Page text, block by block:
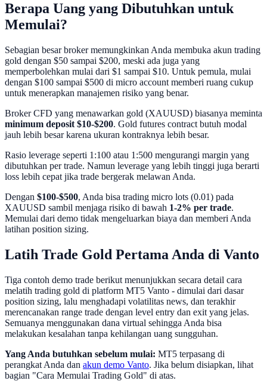
Berapa Uang yang Dibutuhkan untuk
Memulai?
Sebagian besar broker memungkinkan Anda membuka akun trading
gold dengan $50 sampai $200, meski ada juga yang
memperbolehkan mulai dari $1 sampai $10. Untuk pemula, mulai
dengan $100 sampai $500 di micro account memberi ruang cukup
untuk menerapkan manajemen risiko yang benar.
Broker CFD yang menawarkan gold (XAUUSD) biasanya meminta
minimum deposit $10-$200. Gold futures contract butuh modal
jauh lebih besar karena ukuran kontraknya lebih besar.
Rasio leverage seperti 1:100 atau 1:500 mengurangi margin yang
dibutuhkan per trade. Namun leverage yang lebih tinggi juga berarti
loss lebih cepat jika trade bergerak melawan Anda.
Dengan $100-$500, Anda bisa trading micro lots (0.01) pada
XAUUSD sambil menjaga risiko di bawah 1-2% per trade.
Memulai dari demo tidak mengeluarkan biaya dan memberi Anda
latihan position sizing.
Latih Trade Gold Pertama Anda di Vanto
Tiga contoh demo trade berikut menunjukkan secara detail cara
melatih trading gold di platform MT5 Vanto - dimulai dari dasar
position sizing, lalu menghadapi volatilitas news, dan terakhir
merencanakan range trade dengan level entry dan exit yang jelas.
Semuanya menggunakan dana virtual sehingga Anda bisa
melakukan kesalahan tanpa kehilangan uang sungguhan.
Yang Anda butuhkan sebelum mulai: MT5 terpasang di
perangkat Anda dan akun demo Vanto. Jika belum disiapkan, lihat
bagian "Cara Memulai Trading Gold" di atas.